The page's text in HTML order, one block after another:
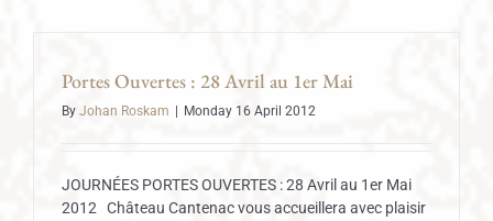
Portes Ouvertes : 28 Avril au 1er Mai
By Johan Roskam Monday 16 April 2012
JOURNÉES PORTES OUVERTES : 28 Avril au 1er Mai
2012 Château Cantenac vous accueillera avec plaisir